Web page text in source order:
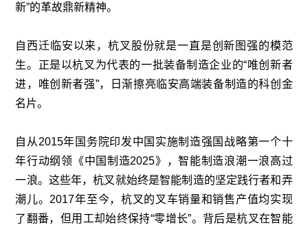
新”的革故鼎新精神。
自西迁临安以来，杭叉股份就是一直是创新图强的模范
生。正是以杭叉为代表的一批装备制造企业的“唯创新者
进，唯创新者强”，日渐擦亮临安高端装备制造的科创金
名片。
自从2015年国务院印发中国实施制造强国战略第一个十
年行动纲领《中国制造2025》，智能制造浪潮一浪高过
一浪。这些年，杭叉就始终是智能制造的坚定践行者和弄
潮儿。2017年至今，杭叉的叉车销量和销售产值均实现
了翻番，但用工却始终保持“零增长”。背后是杭叉在智能